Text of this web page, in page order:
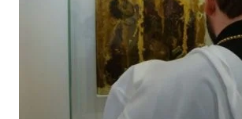
Світ
Наука
Техно і зв'язок Лайт
Інциденти